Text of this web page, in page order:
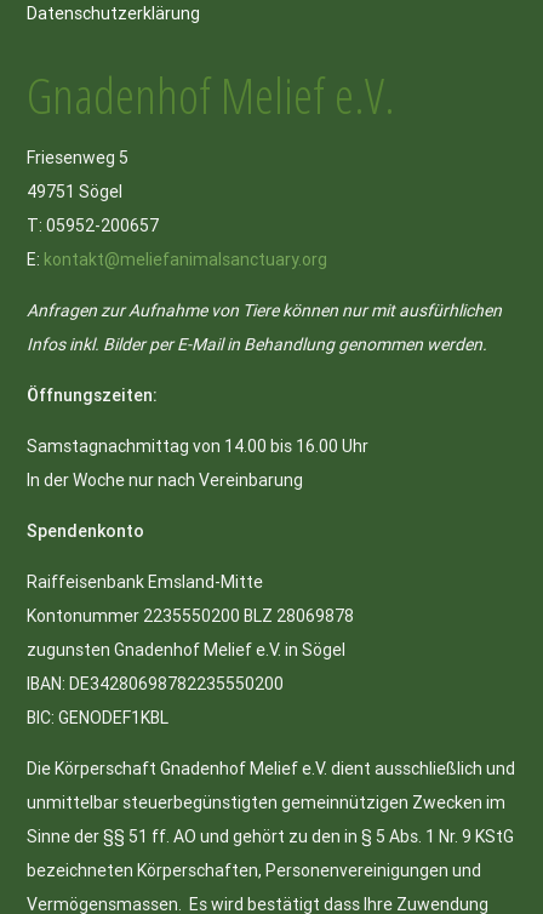
Datenschutzerklärung
Gnadenhof Melief e.V.
Friesenweg 5
49751 Sögel
T: 05952-200657
E: kontakt@meliefanimalsanctuary.org
Anfragen zur Aufnahme von Tiere können nur mit ausfürhlichen
Infos inkl. Bilder per E-Mail in Behandlung genommen werden.
Öffnungszeiten:
Samstagnachmittag von 14.00 bis 16.00 Uhr
In der Woche nur nach Vereinbarung
Spendenkonto
Raiffeisenbank Emsland-Mitte
Kontonummer 2235550200 BLZ 28069878
zugunsten Gnadenhof Melief e.V. in Sögel
IBAN: DE34280698782235550200
BIC: GENODEF1KBL
Die Körperschaft Gnadenhof Melief e.V. dient ausschließlich und
unmittelbar steuerbegünstigten gemeinnützigen Zwecken im
Sinne der §§ 51 ff. AO und gehört zu den in § 5 Abs. 1 Nr. 9 KStG
bezeichneten Körperschaften, Personenvereinigungen und
Vermögensmassen. Es wird bestätigt dass Ihre Zuwendung